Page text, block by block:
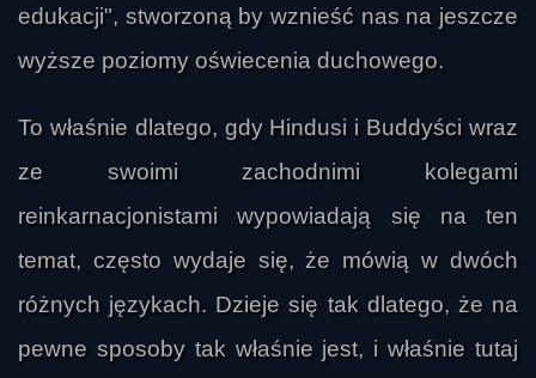
edukacji", stworzoną by wznieść nas na jeszcze
wyższe poziomy oświecenia duchowego.
To właśnie dlatego, gdy Hindusi i Buddyści wraz
ze swoimi zachodnimi kolegami
reinkarnacjonistami wypowiadają się na ten
temat, często wydaje się, że mówią w dwóch
różnych językach. Dzieje się tak dlatego, że na
pewne sposoby tak właśnie jest, i właśnie tutaj